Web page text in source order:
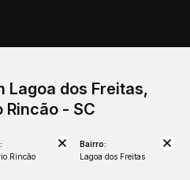
Lagoa dos Freitas,
Rincão - SC
Rincão
Bairro:
Lagoa dos Freitas